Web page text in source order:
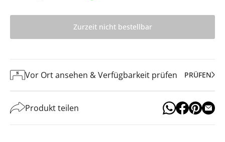
Zurzeit nicht bestellbar
Vor Ort ansehen & Verfügbarkeit prüfen PRÜFEN
Produkt teilen